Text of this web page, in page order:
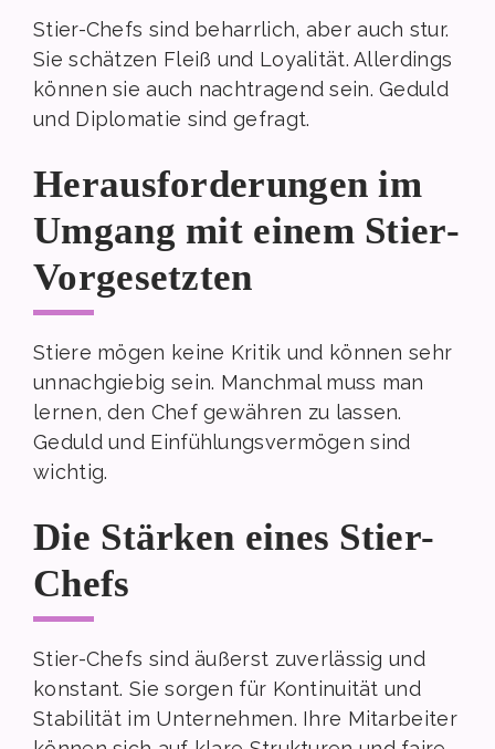
Stier-Chefs sind beharrlich, aber auch stur.
Sie schätzen Fleiß und Loyalität. Allerdings
können sie auch nachtragend sein. Geduld
und Diplomatie sind gefragt.
Herausforderungen im
Umgang mit einem Stier-
Vorgesetzten
Stiere mögen keine Kritik und können sehr
unnachgiebig sein. Manchmal muss man
lernen, den Chef gewähren zu lassen.
Geduld und Einfühlungsvermögen sind
wichtig.
Die Stärken eines Stier-
Chefs
Stier-Chefs sind äußerst zuverlässig und
konstant. Sie sorgen für Kontinuität und
Stabilität im Unternehmen. Ihre Mitarbeiter